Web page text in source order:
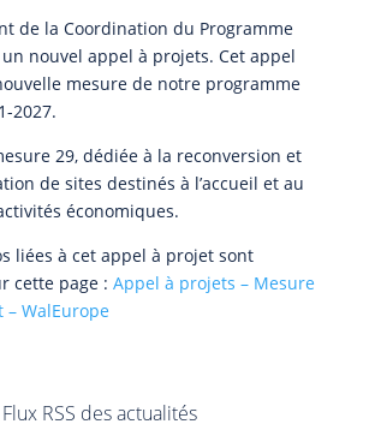
de la Coordination du Programme
un nouvel appel à projets. Cet appel
mesure de notre programme
2027.
29, dédiée à la reconversion et
de sites destinés à l’accueil et au
économiques.
liées à cet appel à projet sont
cette page : Appel à projets – Mesure
WalEurope
Flux RSS des actualités